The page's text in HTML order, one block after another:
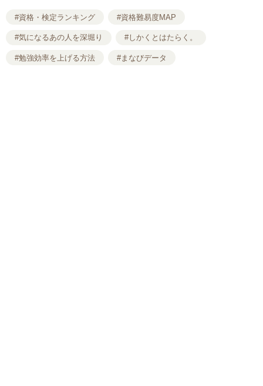
#資格・検定ランキング #資格難易度MAP
#気になるあの人を深堀り #しかくとはたらく。
#勉強効率を上げる方法 #まなびデータ